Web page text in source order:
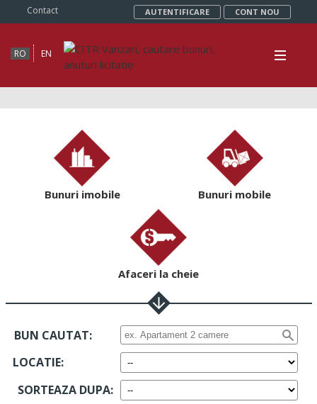
Contact AUTENTIFICARE CONT NOU
RO EN
Bunuri imobile Bunuri mobile
Afaceri la cheie
BUN CAUTAT:
LOCATIE:
SORTEAZA DUPA: